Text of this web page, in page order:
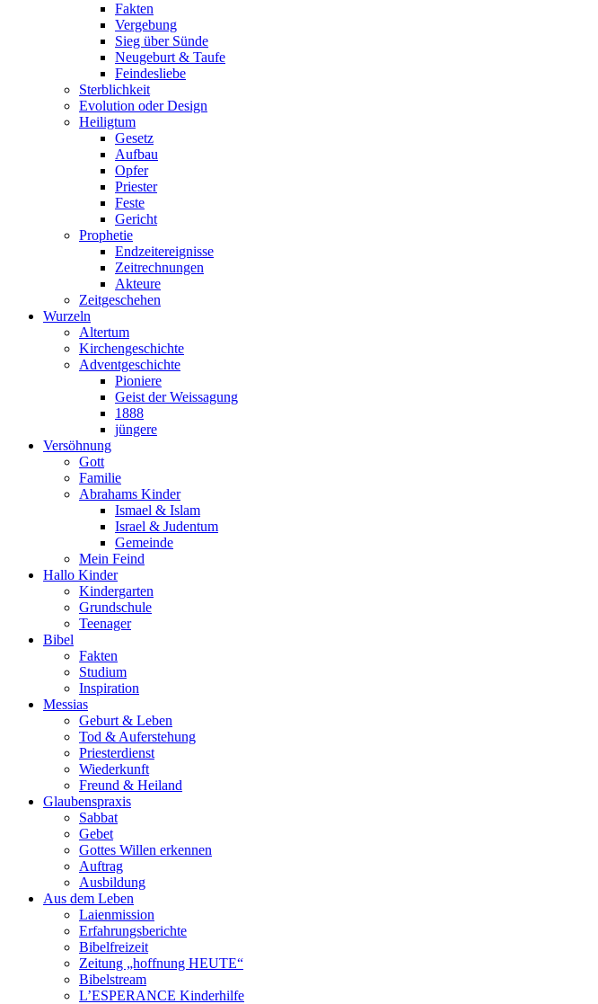
Fakten
Vergebung
Sieg über Sünde
Neugeburt & Taufe
Feindesliebe
Sterblichkeit
Evolution oder Design
Heiligtum
Gesetz
Aufbau
Opfer
Priester
Feste
Gericht
Prophetie
Endzeitereignisse
Zeitrechnungen
Akteure
Zeitgeschehen
Wurzeln
Altertum
Kirchengeschichte
Adventgeschichte
Pioniere
Geist der Weissagung
1888
jüngere
Versöhnung
Gott
Familie
Abrahams Kinder
Ismael & Islam
Israel & Judentum
Gemeinde
Mein Feind
Hallo Kinder
Kindergarten
Grundschule
Teenager
Bibel
Fakten
Studium
Inspiration
Messias
Geburt & Leben
Tod & Auferstehung
Priesterdienst
Wiederkunft
Freund & Heiland
Glaubenspraxis
Sabbat
Gebet
Gottes Willen erkennen
Auftrag
Ausbildung
Aus dem Leben
Laienmission
Erfahrungsberichte
Bibelfreizeit
Zeitung „hoffnung HEUTE“
Bibelstream
L’ESPERANCE Kinderhilfe